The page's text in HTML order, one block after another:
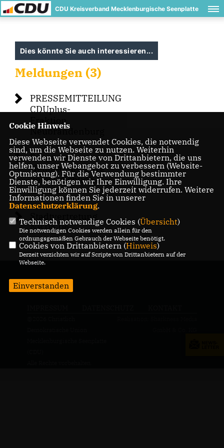
CDU Kreisverband Mecklenburgische Seenplatte
Dies könnte Sie auch interessieren...
Meldungen (3)
PRESSEMITTEILUNG
CDUplus-
Fraktion
Neubrandenburg
Bürgerrat
Neubrandenburg
liefert wichtige
Impulse
Stadtvertretung
NB 05.06.
Cookie Hinweis
Diese Webseite verwendet Cookies, die notwendig
sind, um die Webseite zu nutzen. Weiterhin
verwenden wir Dienste von Drittanbietern, die uns
helfen, unser Webangebot zu verbessern (Website-
Optmierung). Für die Verwendung bestimmter
Dienste, benötigen wir Ihre Einwilligung. Ihre
Einwilligung können Sie jederzeit widerrufen. Weitere
Informationen finden Sie in unserer
Datenschutzerklärung.
Technisch notwendige Cookies (Übersicht)
Die notwendigen Cookies werden allein für den
ordnungsgemäßen Gebrauch der Webseite benötigt.
Cookies von Drittanbietern (Hinweis)
Derzeit verzichten wir auf Scripte von Drittanbietern auf der
Webseite.
Einverstanden